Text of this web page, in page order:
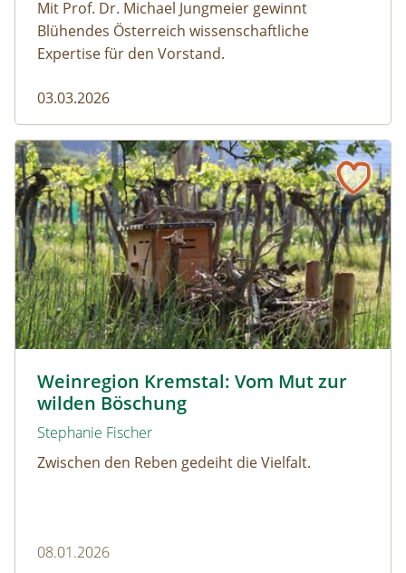
Mit Prof. Dr. Michael Jungmeier gewinnt
Blühendes Österreich wissenschaftliche
Expertise für den Vorstand.
03.03.2026
Weinregion Kremstal: Vom Mut zur
wilden Böschung
Stephanie Fischer
Zwischen den Reben gedeiht die Vielfalt.
08.01.2026
Weinregion Kremstal: Vom Mut zur wilden Böschung